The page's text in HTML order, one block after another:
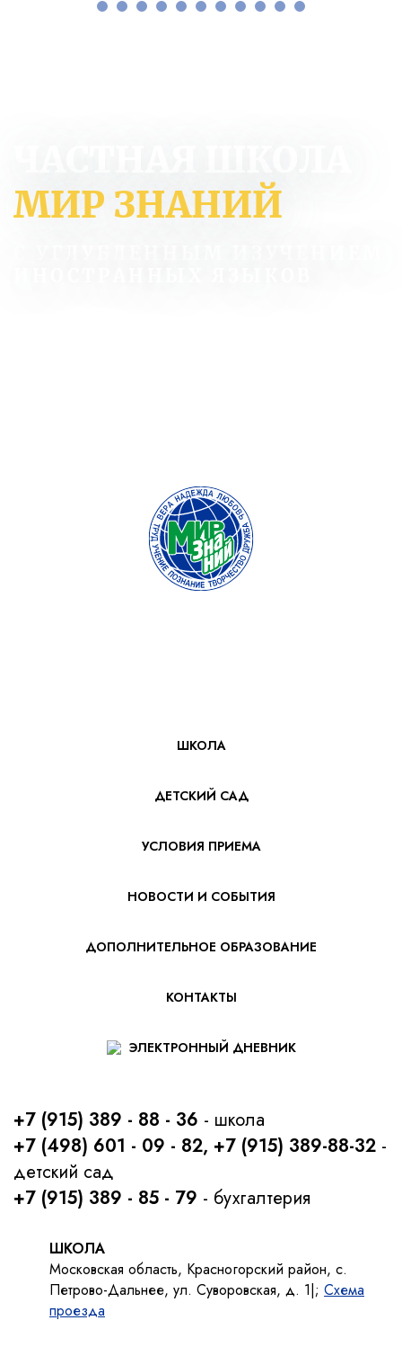
МИР ЗНАНИЙ
ШКОЛА
ДЕТСКИЙ САД
УСЛОВИЯ ПРИЕМА
НОВОСТИ И СОБЫТИЯ
ДОПОЛНИТЕЛЬНОЕ ОБРАЗОВАНИЕ
КОНТАКТЫ
ЭЛЕКТРОННЫЙ ДНЕВНИК
+7 (915) 389 - 88 - 36 - школа
+7 (498) 601 - 09 - 82, +7 (915) 389-88-32 -
детский сад
+7 (915) 389 - 85 - 79 - бухгалтерия
ШКОЛА
Московская область, Красногорский район, с.
Петрово-Дальнее, ул. Суворовская, д. 1|; Схема
проезда